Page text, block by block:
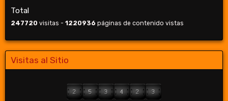
Total
247720 visitas - 1220936 páginas de contenido vistas
Visitas al Sitio